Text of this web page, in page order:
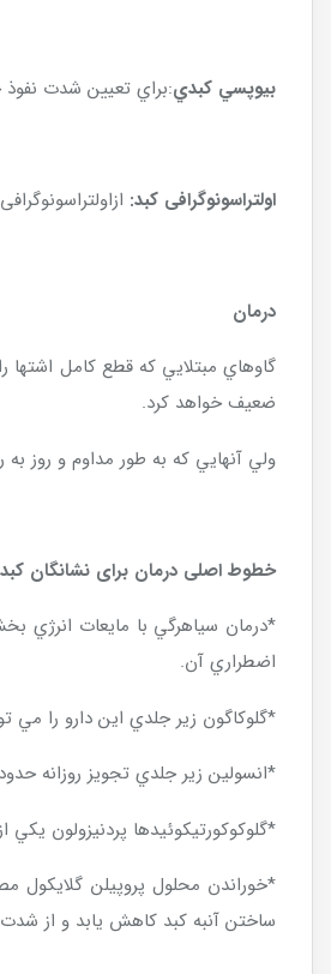
بيوپسي كبدي:براي تعيين شدت
اولتراسونوگرافی کبد:
درمان
گاوهاي مبتلايي كه قطع كامل
ضعيف خواهد كرد.
ولي آنهايي كه به طور مداوم و روز به
خطوط اصلی درمان برای نشانگان
اضطراري آن.
*گلوكاگون زير جلدي اين دارو را مي توان به ميزان روزانه15ميلي گرم براي هر گاو
*انسولين زير جلدي تجويز روزانه حدود250واحد انسولين زينك سولفات به صورت زير جلدي براي هر گاو مي تواند مصرف گلوكز را افزايش دهد و از اين طريق ليپوليز محيطي را كاهش دهد.
*گلوكوكورتيكوئيدها پردنيزولون يكي از اين داروهاست كه به ميزان روزانه200ميلي
*خوراندن محلول پروپيلن گلايكول
ساختن آنبه كبد كاهش يابد و از